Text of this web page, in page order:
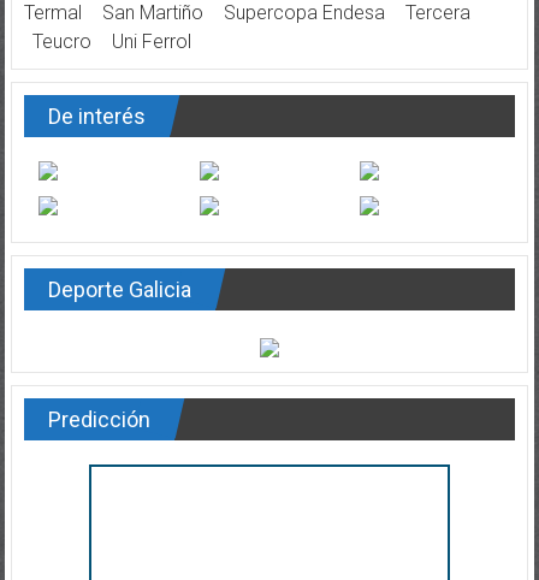
Termal
San Martiño Supercopa Endesa
Tercera
Teucro
Uni Ferrol
De interés
Deporte Galicia
Predicción